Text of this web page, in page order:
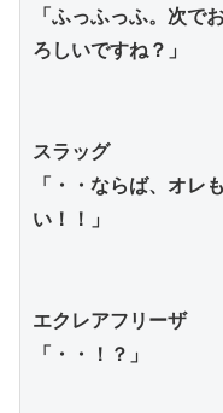
「ふっふっふ。次で
ろしいですね？」
スラッグ
「・・ならば、オレ
い！！」
エクレアフリーザ
「・・！？」